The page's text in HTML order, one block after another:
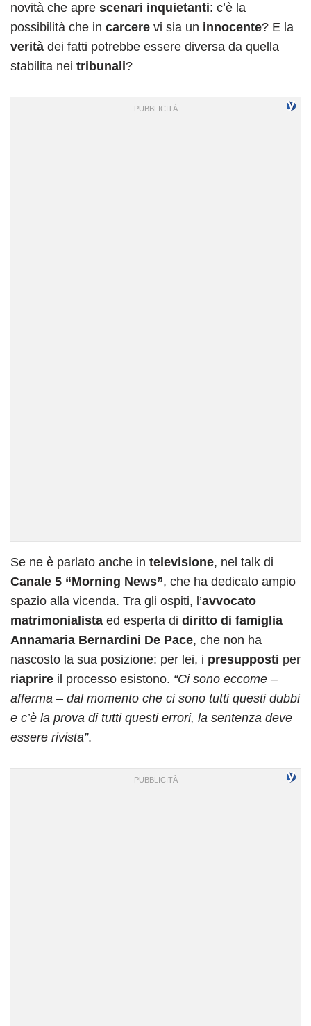
novità che apre scenari inquietanti: c’è la
possibilità che in carcere vi sia un innocente? E la
verità dei fatti potrebbe essere diversa da quella
stabilita nei tribunali?
Se ne è parlato anche in televisione, nel talk di
Canale 5 “Morning News”, che ha dedicato ampio
spazio alla vicenda. Tra gli ospiti, l’avvocato
matrimonialista ed esperta di diritto di famiglia
Annamaria Bernardini De Pace, che non ha
nascosto la sua posizione: per lei, i presupposti per
riaprire il processo esistono. “Ci sono eccome –
afferma – dal momento che ci sono tutti questi dubbi
e c’è la prova di tutti questi errori, la sentenza deve
essere rivista”.